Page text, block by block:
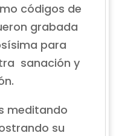
códigos de
grabada
para
sanación y
meditando
su